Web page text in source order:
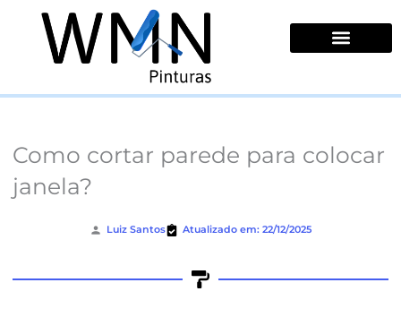
conteúdo
Como cortar parede para colocar
janela?
Luiz Santos Atualizado em: 22/12/2025